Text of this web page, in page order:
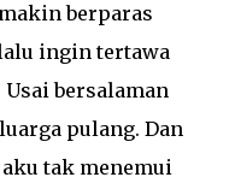
berparas
ingin tertawa
bersalaman
pulang. Dan
tak menemui